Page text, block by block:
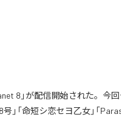
8」が配信開始された。今
」「命短シ恋セヨ乙女」「